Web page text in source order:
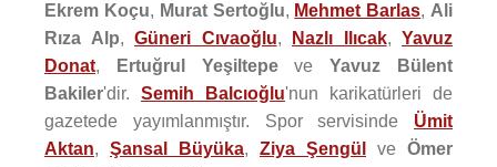
Ekrem Koçu, Murat Sertoğlu, Mehmet Barlas, Ali
Rıza Alp, Güneri Cıvaoğlu, Nazlı Ilıcak, Yavuz
Donat, Ertuğrul YeşiltepeveYavuz Bülent
Bakiler'dir. Semih Balcıoğlu'nun karikatürleri de
gazetede yayımlanmıştır. Spor servisinde Ümit
Aktan, Şansal Büyüka, Ziya Şengül ve Ömer